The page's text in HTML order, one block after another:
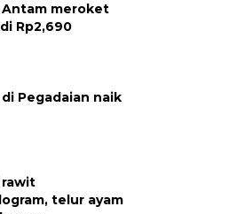
Antam meroket
Rp2,690
Pegadaian naik
rawit
telur ayam